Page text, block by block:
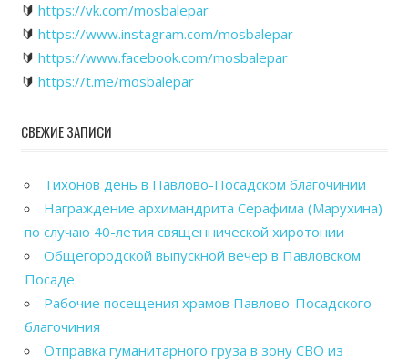
🔰 https://vk.com/mosbalepar
🔰 https://www.instagram.com/mosbalepar
🔰 https://www.facebook.com/mosbalepar
🔰 https://t.me/mosbalepar
СВЕЖИЕ ЗАПИСИ
Тихонов день в Павлово-Посадском благочинии
Награждение архимандрита Серафима (Марухина)
по случаю 40-летия священнической хиротонии
Общегородской выпускной вечер в Павловском
Посаде
Рабочие посещения храмов Павлово-Посадского
благочиния
Отправка гуманитарного груза в зону СВО из